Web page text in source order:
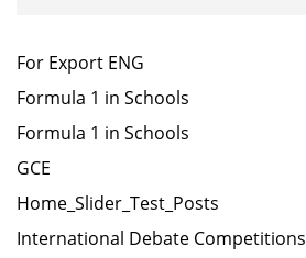
For Export ENG
Formula 1 in Schools
Formula 1 in Schools
GCE
Home_Slider_Test_Posts
International Debate Competitions